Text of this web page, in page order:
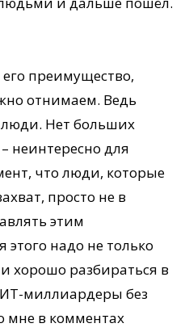
преимущество,
отнимаем. Ведь
люди. Нет больших
неинтересно для
что люди, которые
просто не в
этим
надо не только
хорошо разбираться в
миллиардеры без
мне в комментах